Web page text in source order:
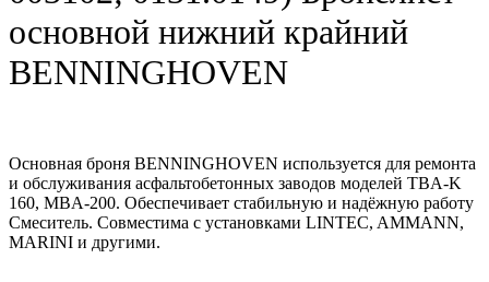
основной нижний крайний
BENNINGHOVEN
Основная броня BENNINGHOVEN используется для ремонта
и обслуживания асфальтобетонных заводов моделей TBA-K
160, MBA-200. Обеспечивает стабильную и надёжную работу
Смеситель. Совместима с установками LINTEC, AMMANN,
MARINI и другими.